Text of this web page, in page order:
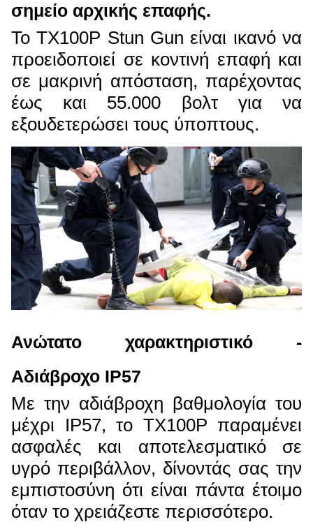
σημείο αρχικής επαφής.
Το TX100P Stun Gun είναι ικανό να
προειδοποιεί σε κοντινή επαφή και
σε μακρινή απόσταση, παρέχοντας
έως και 55.000 βολτ για να
εξουδετερώσει τους ύποπτους.
Ανώτατο χαρακτηριστικό -
Αδιάβροχο IP57
Με την αδιάβροχη βαθμολογία του
μέχρι IP57, το TX100P παραμένει
ασφαλές και αποτελεσματικό σε
υγρό περιβάλλον, δίνοντάς σας την
εμπιστοσύνη ότι είναι πάντα έτοιμο
όταν το χρειάζεστε περισσότερο.